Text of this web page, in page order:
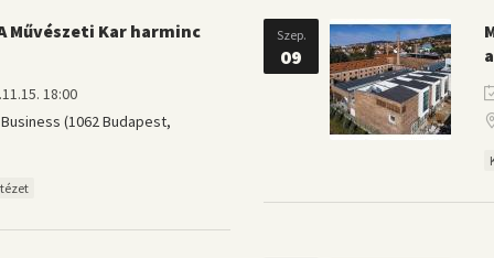
Művészeti Kar harminc
18:00
(1062 Budapest,
Szep.
09